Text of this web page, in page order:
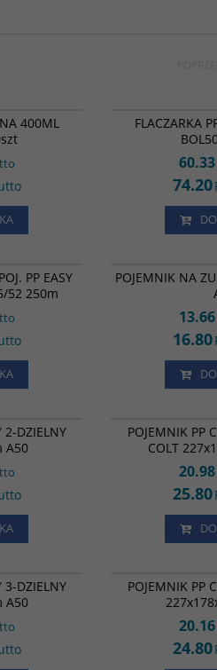
400ML
FLACZARKA
60.33
74.20
PP EASY
52 250m
POJEMNIK NA
13.66
16.80
2-DZIELNY
A50
227/178 A50
POJEMNIK PP
COLT
20.98
25.80
3-DZIELNY
A50
227x178x50mm A50
POJEMNIK PP
20.16
24.80